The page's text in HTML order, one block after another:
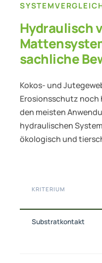
Hydraulisch
sachliche
Kokos- und
Erosionsschutz noch
den meisten
hydraulischen
ökologisch und
KRITERIUM
Substratkontakt